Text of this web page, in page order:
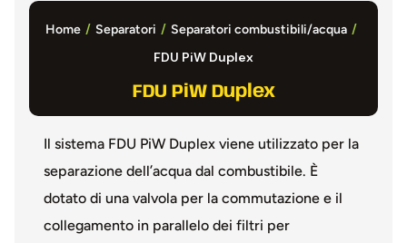
Home / Separatori / Separatori combustibili/acqua /
FDU PiW Duplex
FDU PiW Duplex
Il sistema FDU PiW Duplex viene utilizzato per la
separazione dell’acqua dal combustibile. È
dotato di una valvola per la commutazione e il
collegamento in parallelo dei filtri per